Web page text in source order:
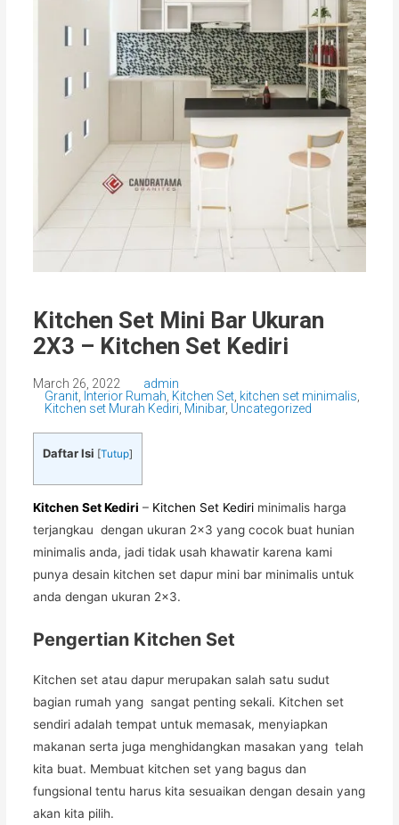
Kitchen Set Mini Bar Ukuran
2X3 – Kitchen Set Kediri
March 26, 2022
admin
Granit, Interior Rumah, Kitchen Set, kitchen set minimalis,
Kitchen set Murah Kediri, Minibar, Uncategorized
Daftar Isi [Tutup]
Kitchen Set Kediri – Kitchen Set Kediri minimalis harga
terjangkau dengan ukuran 2×3 yang cocok buat hunian
minimalis anda, jadi tidak usah khawatir karena kami
punya desain kitchen set dapur mini bar minimalis untuk
anda dengan ukuran 2×3.
Pengertian Kitchen Set
Kitchen set atau dapur merupakan salah satu sudut
bagian rumah yang sangat penting sekali. Kitchen set
sendiri adalah tempat untuk memasak, menyiapkan
makanan serta juga menghidangkan masakan yang telah
kita buat. Membuat kitchen set yang bagus dan
fungsional tentu harus kita sesuaikan dengan desain yang
akan kita pilih.